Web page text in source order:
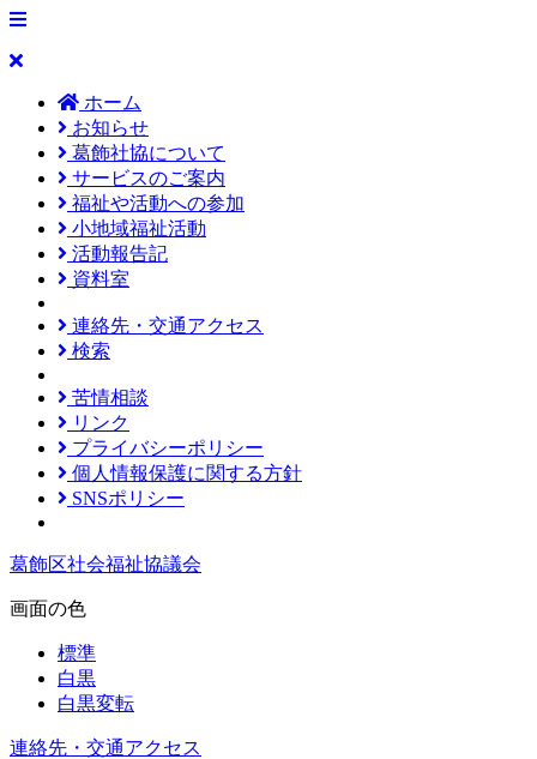
ホーム
お知らせ
葛飾社協について
サービスのご案内
福祉や活動への参加
小地域福祉活動
活動報告記
資料室
連絡先・交通アクセス
検索
苦情相談
リンク
プライバシーポリシー
個人情報保護に関する方針
SNSポリシー
葛飾区社会福祉協議会
画面の色
標準
白黒
白黒変転
連絡先・交通アクセス